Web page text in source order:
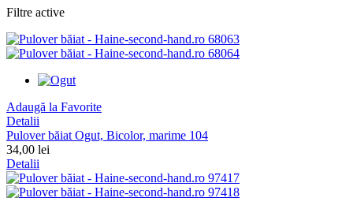
Filtre active
Adaugă la Favorite
Detalii
Pulover băiat Ogut, Bicolor, marime 104
34,00 lei
Detalii